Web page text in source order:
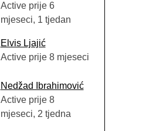
Active prije 6
mjeseci, 1 tjedan
Elvis Ljajić
Active prije 8 mjeseci
Nedžad Ibrahimović
Active prije 8
mjeseci, 2 tjedna